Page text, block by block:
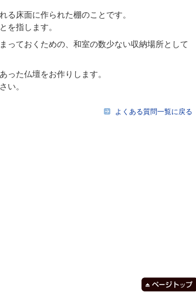
る床面に作られた棚のことです。
を指します。
っておくための、和室の数少ない収納場所として
った仏壇をお作りします。
い。
よくある質問一覧に戻る